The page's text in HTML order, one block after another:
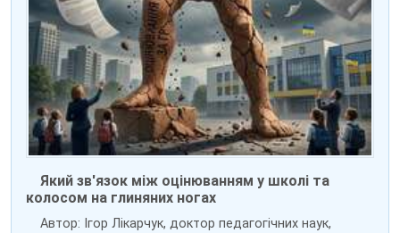
Який зв'язок між оцінюванням у школі та
колосом на глиняних ногах
Автор: Ігор Лікарчук, доктор педагогічних наук,